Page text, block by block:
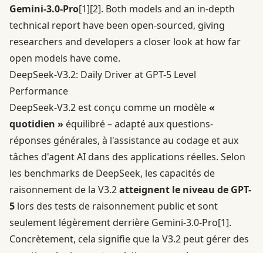
Gemini-3.0-Pro[1][2]. Both models and an in-depth
technical report have been open-sourced, giving
researchers and developers a closer look at how far
open models have come.
DeepSeek-V3.2: Daily Driver at GPT-5 Level
Performance
DeepSeek-V3.2 est conçu comme un modèle«
quotidien » équilibré – adapté aux questions-
réponses générales, à l'assistance au codage et aux
tâches d'agent AI dans des applications réelles. Selon
les benchmarks de DeepSeek, les capacités de
raisonnement de la V3.2atteignent le niveau de GPT-
5 lors des tests de raisonnement public et sont
seulement légèrement derrière Gemini-3.0-Pro[1].
Concrètement, cela signifie que la V3.2 peut gérer des